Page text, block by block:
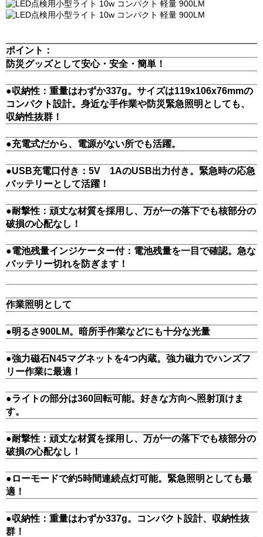
ポイント：
防災グッズとして安心・安全・簡単！
●収納性：重量はわずか337g。サイズは119x106x76mmの
コンパクト設計。身近な手作業や防災緊急照明としても、
収納性抜群！
●充電式だから、電源がない所でも活躍。
●USB充電口付き：5V 1AのUSB出力付き。緊急時の応急
バッテリーとして活躍！
●耐撃性：頑丈な材質を採用し、万が一の落下でも核部分の
破損の心配なし！
●電池残量インジケーター付：電池残量を一目で確認。急な
バッテリー切れを防ぎます！
作業照明として
●明るさ900LM。暗所手作業などにも十分な光量
●強力磁石N45マグネットを4つ内蔵。強力磁力でハンズフ
リー作業に最適！
●ライトの部分は360回転可能。好きな方向へ照射頂けま
す。
●耐撃性：頑丈な材質を採用し、万が一の落下でも核部分の
破損の心配なし！
●ローモードで約5時間連続点灯可能。緊急照明としても最
適！
●収納性：重量はわずか337g。コンパクト設計、収納性抜
群！